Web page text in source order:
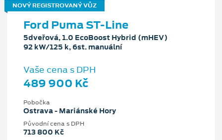
NOVÝ REGISTROVANÝ VŮZ
Ford Puma ST-Line
5dveřová, 1.0 EcoBoost Hybrid (mHEV)
92 kW/125 k, 6st. manuální
Vaše cena s DPH
489 900 Kč
Pobočka
Ostrava - Mariánské Hory
Původní cena s DPH
713 800 Kč